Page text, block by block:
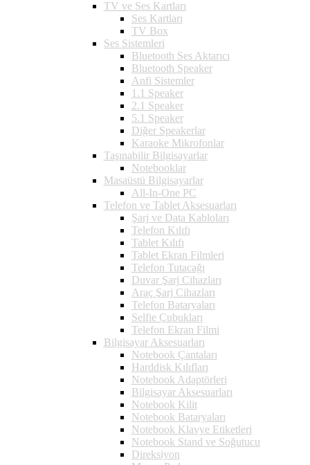
TV ve Ses Kartları
Ses Kartları
TV Box
Ses Sistemleri
Bluetooth Ses Aktarıcı
Bluetooth Speaker
Anfi Sistemler
1.1 Speaker
2.1 Speaker
5.1 Speaker
Diğer Speakerlar
Karaoke Mikrofonlar
Taşınabilir Bilgisayarlar
Notebooklar
Masaüstü Bilgisayarlar
All-In-One PC
Telefon ve Tablet Aksesuarları
Şarj ve Data Kabloları
Telefon Kılıfı
Tablet Kılıfı
Tablet Ekran Filmleri
Telefon Tutacağı
Duvar Şarj Cihazları
Araç Şarj Cihazları
Telefon Bataryaları
Selfie Çubukları
Telefon Ekran Filmi
Bilgisayar Aksesuarları
Notebook Çantaları
Harddisk Kılıfları
Notebook Adaptörleri
Bilgisayar Aksesuarları
Notebook Kilit
Notebook Bataryaları
Notebook Klavye Etiketleri
Notebook Stand ve Soğutucu
Direksiyon